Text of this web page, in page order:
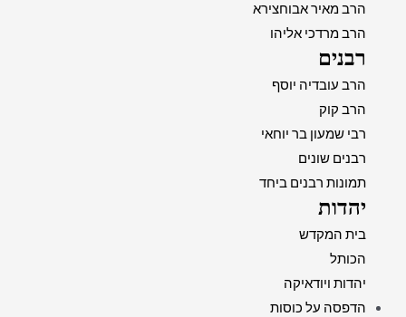
הרב מאיר אבוחצירא
הרב מרדכי אליהו
רבנים
הרב עובדיה יוסף
הרב קוק
רבי שמעון בר יוחאי
רבנים שונים
תמונות רבנים ביחד
יהדות
בית המקדש
הכותל
יהדות ויודאיקה
הדפסה על כוסות